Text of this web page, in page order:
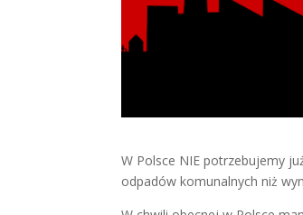
W Polsce NIE potrzebujemy
odpadów komunalnych niż